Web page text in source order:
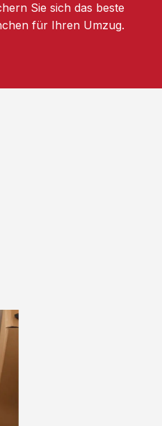
Sie sich das beste
für Ihren Umzug.